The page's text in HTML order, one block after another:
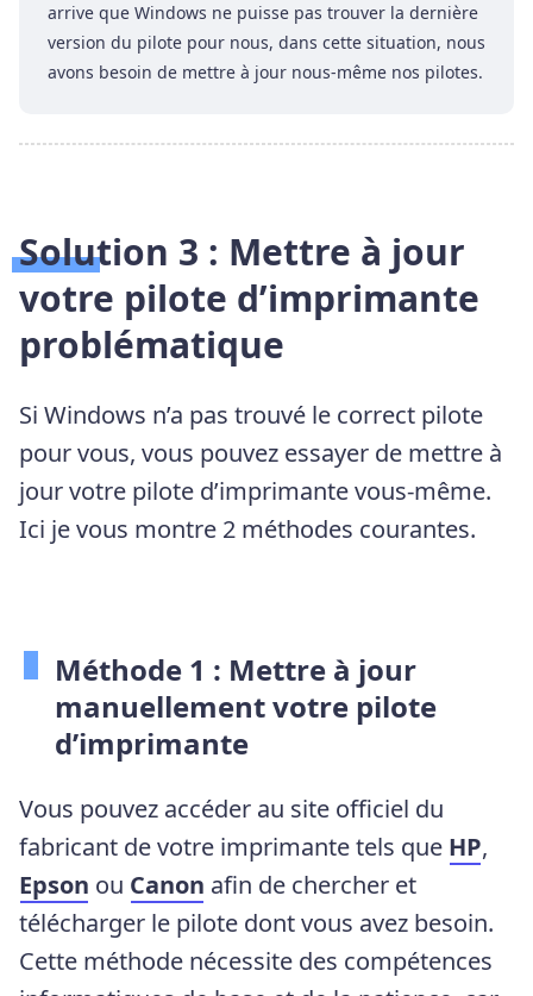
arrive que Windows ne puisse pas trouver la dernière
version du pilote pour nous, dans cette situation, nous
avons besoin de mettre à jour nous-même nos pilotes.
Solution 3 : Mettre à jour
votre pilote d’imprimante
problématique
Si Windows n’a pas trouvé le correct pilote
pour vous, vous pouvez essayer de mettre à
jour votre pilote d’imprimante vous-même.
Ici je vous montre 2 méthodes courantes.
Méthode 1 : Mettre à jour
manuellement votre pilote
d’imprimante
Vous pouvez accéder au site officiel du
fabricant de votre imprimante tels que HP,
Epson ou Canon afin de chercher et
télécharger le pilote dont vous avez besoin.
Cette méthode nécessite des compétences